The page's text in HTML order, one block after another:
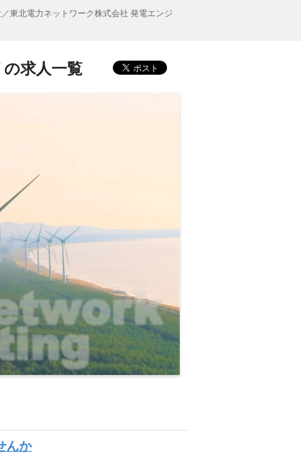
東北電力ネットワーク株式会社 発電エンジ
求人一覧
んか